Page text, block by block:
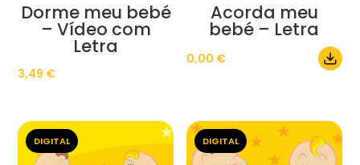
Dorme meu bebé
– Vídeo com
Letra
3,49 €
Acorda meu
bebé – Letra
0,00 €
DIGITAL DIGITAL